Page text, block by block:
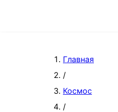
Главная
/
Космос
/